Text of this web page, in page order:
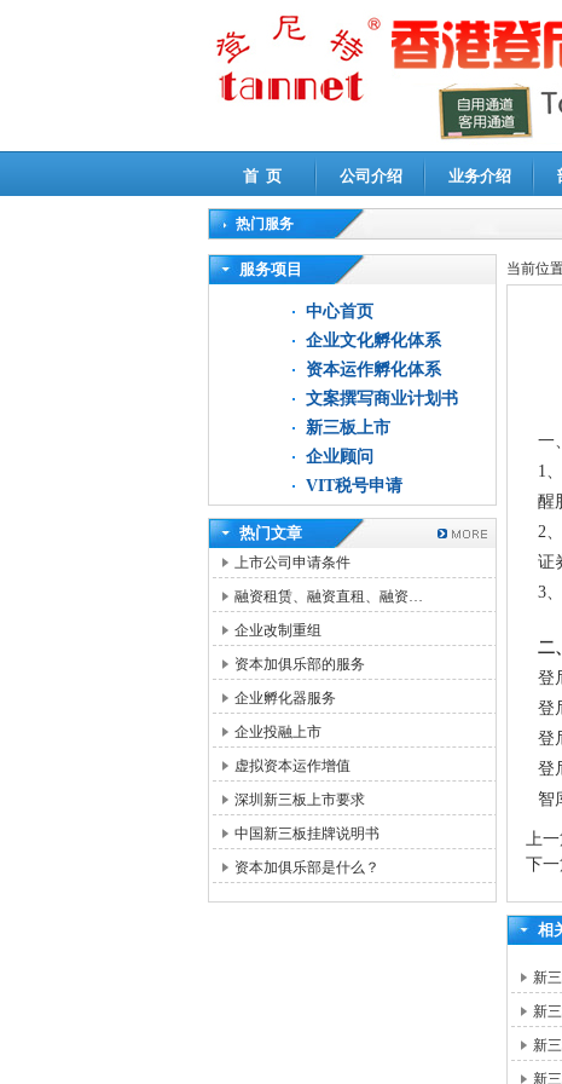
首 页 公司介绍 业务介绍
热门服务
高新技术企业认定审计|企业所得税汇算清缴申报鉴
服务项目
中心首页
企业文化孵化体系
资本运作孵化体系
文案撰写商业计划书
新三板上市
企业顾问
VIT税号申请
热门文章
上市公司申请条件
融资租赁、融资直租、融资…
企业改制重组
资本加俱乐部的服务
企业孵化器服务
企业投融上市
虚拟资本运作增值
深圳新三板上市要求
中国新三板挂牌说明书
资本加俱乐部是什么？
当前位
一、
1
醒
2
证
3
二
登
登
登
登
智
上一
下一
相
新
新
新
新